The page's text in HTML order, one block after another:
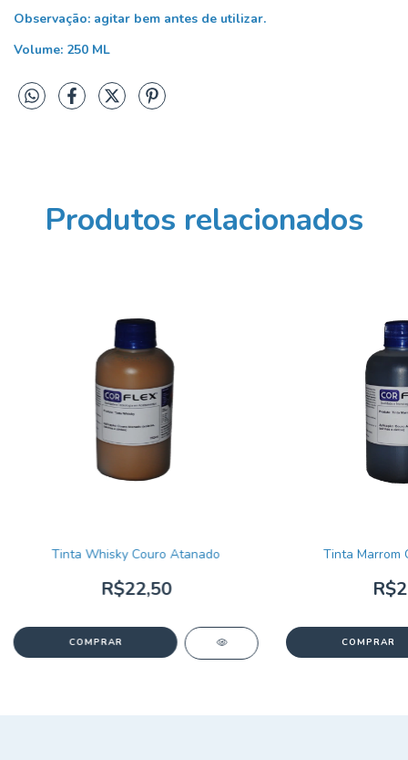
Observação: agitar bem antes de utilizar.
Volume: 250 ML
Produtos relacionados
Tinta Whisky Couro Atanado
R$22,50
Tinta Marrom